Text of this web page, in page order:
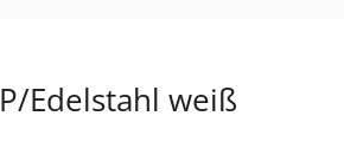
Edelstahl weiß